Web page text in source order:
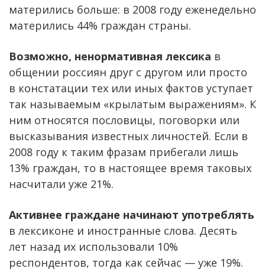
матерились больше: в 2008 году еженедельно
матерились 44% граждан страны.
Возможно, ненормативная лексика в
общении россиян друг с другом или просто
в констатации тех или иных фактов уступает
так называемым «крылатым выражениям». К
ним относятся пословицы, поговорки или
высказывания известных личностей. Если в
2008 году к таким фразам прибегали лишь
13% граждан, то в настоящее время таковых
насчитали уже 21%.
Активнее граждане начинают употреблять
в лексиконе и иностранные слова. Десять
лет назад их использовали 10%
респондентов, тогда как сейчас — уже 19%.